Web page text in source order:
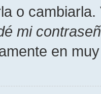
o
mi
en